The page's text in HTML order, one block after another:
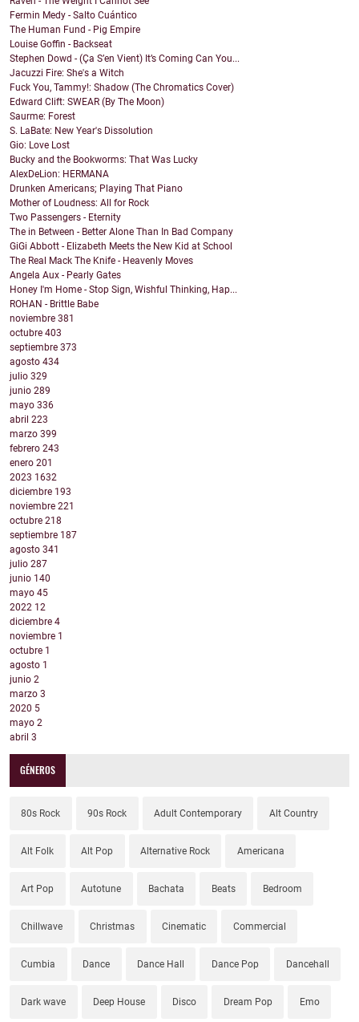
Fermin Medy - Salto Cuántico
The Human Fund - Pig Empire
Louise Goffin - Backseat
Stephen Dowd - (Ça S’en Vient) It’s Coming Can You...
Jacuzzi Fire: She's a Witch
Fuck You, Tammy!: Shadow (The Chromatics Cover)
Edward Clift: SWEAR (By The Moon)
Saurme: Forest
S. LaBate: New Year's Dissolution
Gio: Love Lost
Bucky and the Bookworms: That Was Lucky
AlexDeLion: HERMANA
Drunken Americans; Playing That Piano
Mother of Loudness: All for Rock
Two Passengers - Eternity
The in Between - Better Alone Than In Bad Company
GiGi Abbott - Elizabeth Meets the New Kid at School
The Real Mack The Knife - Heavenly Moves
Angela Aux - Pearly Gates
Honey I'm Home - Stop Sign, Wishful Thinking, Hap...
ROHAN - Brittle Babe
noviembre 381
octubre 403
septiembre 373
agosto 434
julio 329
junio 289
mayo 336
abril 223
marzo 399
febrero 243
enero 201
2023 1632
diciembre 193
noviembre 221
octubre 218
septiembre 187
agosto 341
julio 287
junio 140
mayo 45
2022 12
diciembre 4
noviembre 1
octubre 1
agosto 1
junio 2
marzo 3
2020 5
mayo 2
abril 3
GÉNEROS
80s Rock 90s Rock Adult Contemporary Alt Country
Alt Folk Alt Pop Alternative Rock Americana
Art Pop Autotune Bachata Beats Bedroom
Chillwave Christmas Cinematic Commercial
Cumbia Dance Dance Hall Dance Pop Dancehall
Dark wave Deep House Disco Dream Pop Emo